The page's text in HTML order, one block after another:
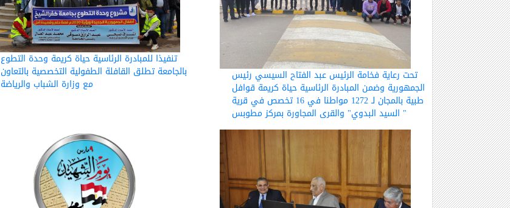
تنفيذا للمبادرة الرئاسية حياة كريمة وحدة التطوع
بالجامعة تطلق القافلة الطفولية التخصصية بالتعاون
مع وزارة الشباب والرياضة
تحت رعاية فخامة الرئيس عبد الفتاح السيسي رئيس
الجمهورية وضمن المبادرة الرئاسية حياة كريمة قوافل
طبية بالمجان لـ 1272 مواطنا في 16 تخصص في قرية
" السيد البدوي" والقرى المجاورة بمركز مطوبس